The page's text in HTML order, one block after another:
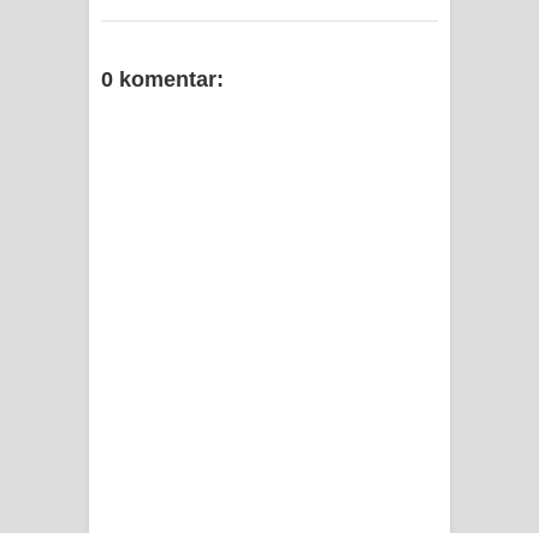
0 komentar: